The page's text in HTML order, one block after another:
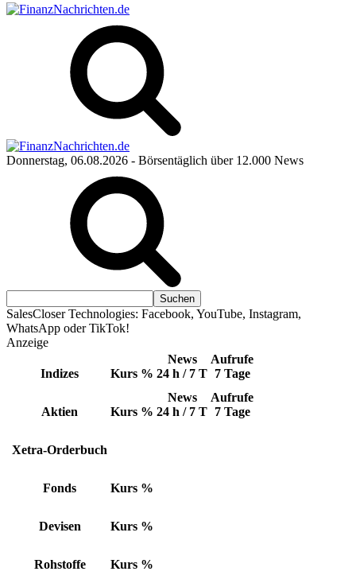
Donnerstag, 06.08.2026 - Börsentäglich über 12.000 News
SalesCloser Technologies: Facebook, YouTube, Instagram,
WhatsApp oder TikTok!
Anzeige
Indizes Kurs %
News
24 h / 7 T
Aufrufe
7 Tage
Aktien Kurs %
News
24 h / 7 T
Aufrufe
7 Tage
Xetra-Orderbuch
Fonds Kurs %
Devisen Kurs %
Rohstoffe Kurs %